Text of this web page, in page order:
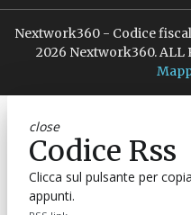
Nextwork360 - Codice
2026 Nextwork360. ALL
close
Codice Rss
Clicca sul pulsante per
appunti.